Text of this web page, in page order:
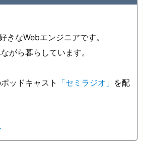
きなWebエンジニアです。
がら暮らしています。
ッドキャスト 「セミラジオ」 を配